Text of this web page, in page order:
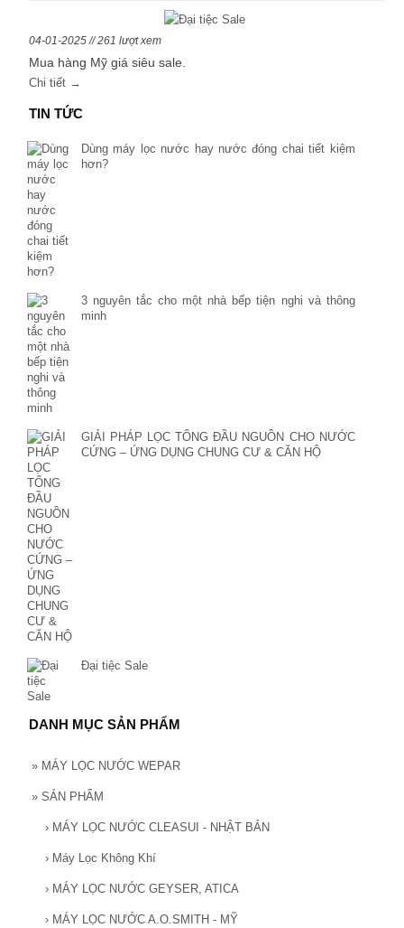
04-01-2025 // 261 lượt xem
Mua hàng Mỹ giá siêu sale.
Chi tiết →
TIN TỨC
Dùng máy lọc nước hay nước đóng chai tiết kiệm
hơn?
3 nguyên tắc cho một nhà bếp tiện nghi và thông
minh
GIẢI PHÁP LỌC TỔNG ĐẦU NGUỒN CHO NƯỚC
CỨNG – ỨNG DỤNG CHUNG CƯ & CĂN HỘ
Đại tiệc Sale
DANH MỤC SẢN PHẨM
» MÁY LỌC NƯỚC WEPAR
» SẢN PHẨM
› MÁY LỌC NƯỚC CLEASUI - NHẬT BẢN
› Máy Lọc Không Khí
› MÁY LỌC NƯỚC GEYSER, ATICA
› MÁY LỌC NƯỚC A.O.SMITH - MỸ